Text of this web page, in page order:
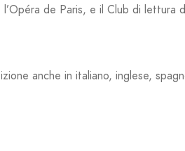
de Paris, e il Club di lettura
anche in italiano, inglese,